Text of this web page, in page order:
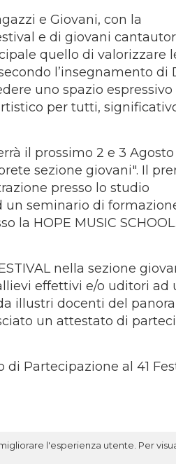
e Giovani, con la
e di giovani
quello di valorizzare
l’insegnamento di
uno spazio espressivo
per tutti,
il prossimo 2 e 3 Agosto
sezione giovani". Il
presso lo studio
seminario di
la HOPE MUSIC SCHOOL.
nella sezione
effettivi e/o uditori ad
illustri docenti del
un attestato di
Partecipazione al 41
l'esperienza utente. Per